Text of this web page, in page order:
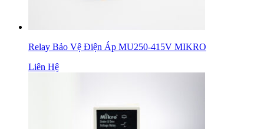
Relay Bảo Vệ Điện Áp MU250-415V MIKRO
Liên Hệ